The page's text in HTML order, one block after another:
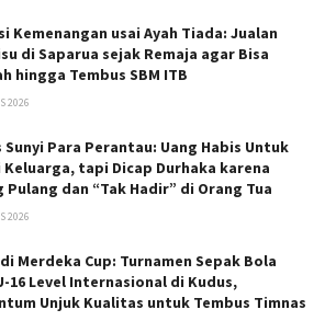
Kemenangan usai Ayah Tiada: Jualan
di Saparua sejak Remaja agar Bisa
hingga Tembus SBM ITB
2026
Sunyi Para Perantau: Uang Habis Untuk
Keluarga, tapi Dicap Durhaka karena
Pulang dan “Tak Hadir” di Orang Tua
2026
Merdeka Cup: Turnamen Sepak Bola
16 Level Internasional di Kudus,
Unjuk Kualitas untuk Tembus Timnas